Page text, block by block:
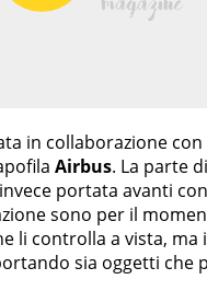
in collaborazione con
Airbus. La parte
portata avanti
sono per il
li controlla a vista,
sia oggetti che